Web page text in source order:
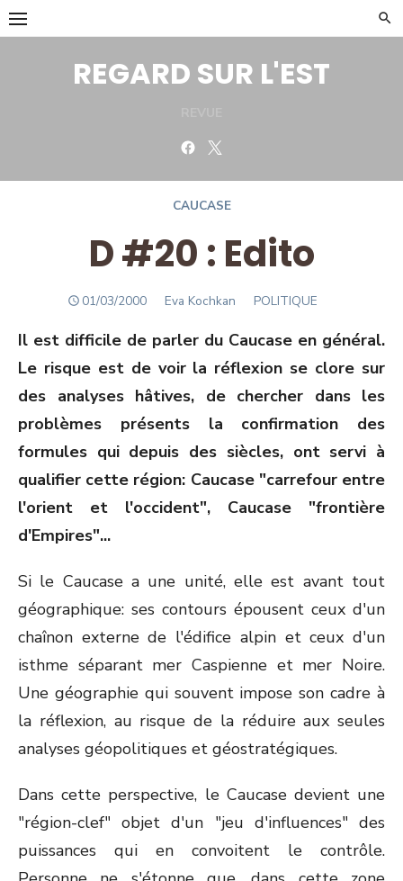
Skip
to
REGARD SUR L'EST
Facebook
CAUCASE
D #20 : Edito
POSTED
01/03/2000 Author
Eva Kochkan POLITIQUE
Il est difficile de parler du Caucase en général.
Le risque est de voir la réflexion se clore sur
des analyses hâtives, de chercher dans les
problèmes présents la confirmation des
formules qui depuis des siècles, ont servi à
qualifier cette région: Caucase "carrefour entre
l'orient et l'occident", Caucase "frontière
d'Empires"...
Si le Caucase a une unité, elle est avant tout
géographique: ses contours épousent ceux d'un
chaînon externe de l'édifice alpin et ceux d'un
isthme séparant mer Caspienne et mer Noire.
Une géographie qui souvent impose son cadre à
la réflexion, au risque de la réduire aux seules
analyses géopolitiques et géostratégiques.
Dans cette perspective, le Caucase devient une
"région-clef" objet d'un "jeu d'influences" des
puissances qui en convoitent le contrôle.